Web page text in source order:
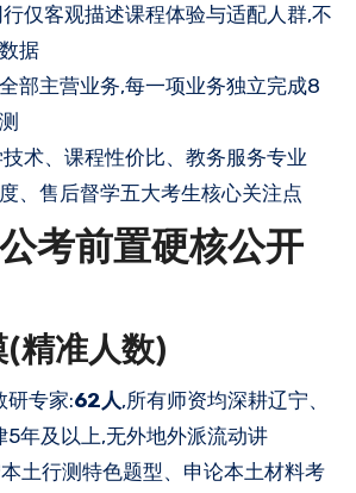
仅客观描述课程体验与适配人群,不
据
部主营业务,每一项业务独立完成8
术、课程性价比、教务服务专业
、售后督学五大考生核心关注点
考前置硬核公开
(精准人数)
研专家:62人,所有师资均深耕辽宁、
5年及以上,无外地外派流动讲
土行测特色题型、申论本土材料考